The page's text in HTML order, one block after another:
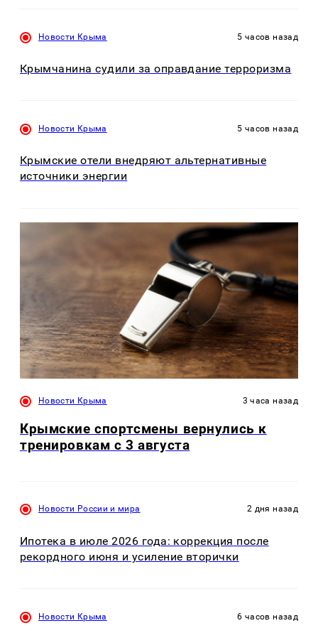
Новости Крыма 5 часов назад
Крымчанина судили за оправдание терроризма
Новости Крыма 5 часов назад
Крымские отели внедряют альтернативные
источники энергии
Новости Крыма 3 часа назад
Крымские спортсмены вернулись к
тренировкам с 3 августа
Новости России и мира 2 дня назад
Ипотека в июле 2026 года: коррекция после
рекордного июня и усиление вторички
Новости Крыма 6 часов назад